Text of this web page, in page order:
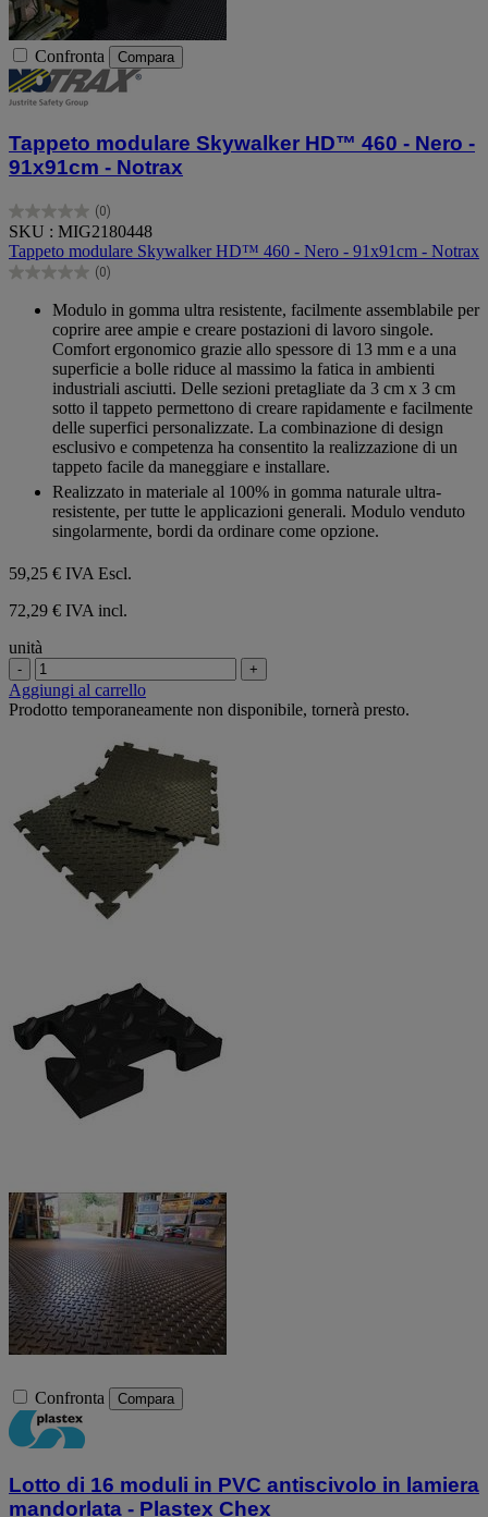
Confronta Compara
Tappeto modulare Skywalker HD™ 460 - Nero -
91x91cm - Notrax
(0)
0.0
su
5
stelle.
SKU : MIG2180448
Tappeto modulare Skywalker HD™ 460 - Nero - 91x91cm - Notrax
(0)
0.0
Modulo in gomma ultra resistente, facilmente assemblabile per
coprire aree ampie e creare postazioni di lavoro singole.
Comfort ergonomico grazie allo spessore di 13 mm e a una
superficie a bolle riduce al massimo la fatica in ambienti
industriali asciutti. Delle sezioni pretagliate da 3 cm x 3 cm
sotto il tappeto permettono di creare rapidamente e facilmente
delle superfici personalizzate. La combinazione di design
esclusivo e competenza ha consentito la realizzazione di un
tappeto facile da maneggiare e installare.
Realizzato in materiale al 100% in gomma naturale ultra-
resistente, per tutte le applicazioni generali. Modulo venduto
singolarmente, bordi da ordinare come opzione.
59,25 € IVA Escl.
72,29 € IVA incl.
unità
- +
Aggiungi al carrello
Prodotto temporaneamente non disponibile, tornerà presto.
Confronta Compara
Lotto di 16 moduli in PVC antiscivolo in lamiera
mandorlata - Plastex Chex